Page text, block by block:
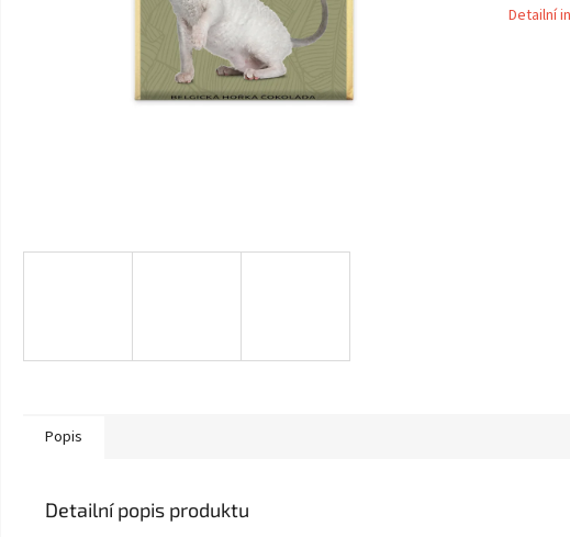
Detailní
Popis
Detailní popis produktu